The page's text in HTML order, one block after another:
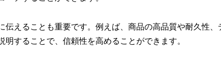
伝えることも重要です。例えば、商品の高品質や耐久性、
することで、信頼性を高めることができます。